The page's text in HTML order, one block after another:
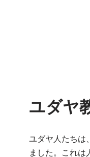
ユダヤ
ユダヤ人たちは
ました。これは